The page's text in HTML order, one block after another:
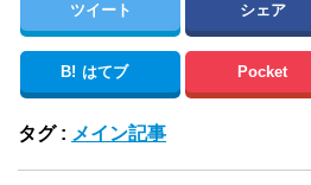
ツイート シェア
B! はてブ Pocket
タグ : メイン記事